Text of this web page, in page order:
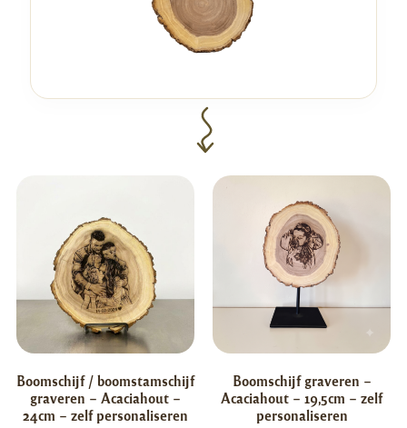
Boomschijf / boomstamschijf
graveren – Acaciahout –
24cm – zelf personaliseren
Boomschijf graveren –
Acaciahout – 19,5cm – zelf
personaliseren